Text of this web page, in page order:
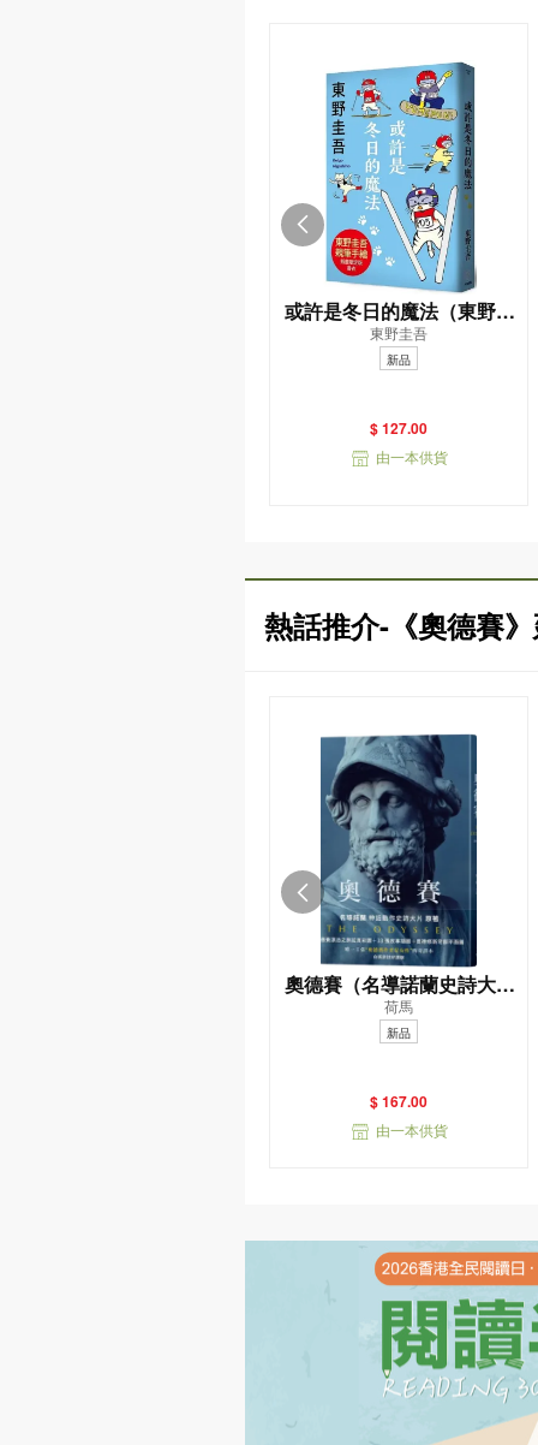
或許是冬日的魔法（東野圭
吾親自繪製貓咪插畫限定書
衣版）
東野圭吾
新品
$ 127.00
由一本供貨
熱話推介-《奧德賽
奧德賽（名導諾蘭史詩大片
原著，唯一主張（奧德賽作
者是女性）傳奇譯本）
荷馬
新品
$ 167.00
由一本供貨